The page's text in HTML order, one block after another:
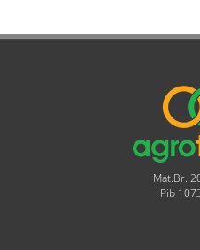
Mat.Br.
Pib